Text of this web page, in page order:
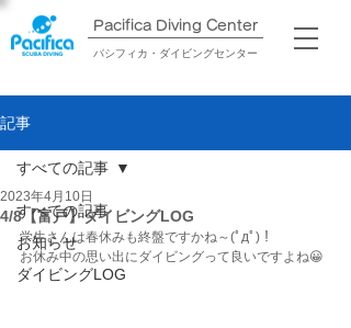
Pacifica Diving Center​
パシフィカ・ダイビングセンター
記事
すべての記事
お知らせ
ダイビングLOG
すべての記事
4/8【富戸】ダイビングLOG
2023年4月10日
学生さんは春休みも終盤ですかね～(ﾟдﾟ)！
お休み中の思い出にダイビングって良いですよね😀